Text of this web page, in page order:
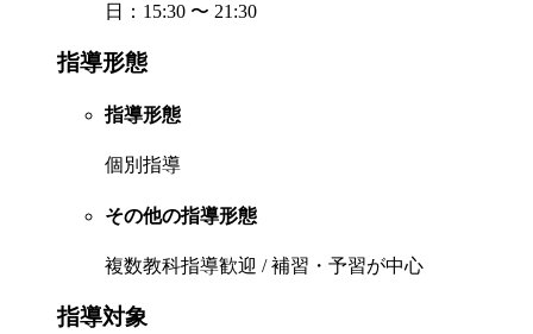
日：15:30 〜 21:30
指導形態
指導形態
個別指導
その他の指導形態
複数教科指導歓迎 / 補習・予習が中心
指導対象